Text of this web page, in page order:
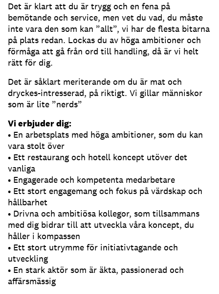
Det är klart att du är trygg och en fena på
bemötande och service, men vet du vad, du måste
inte vara den som kan ”allt”, vi har de flesta bitarna
på plats redan. Lockas du av höga ambitioner och
förmåga att gå från ord till handling, då är vi helt
rätt för dig.
Det är såklart meriterande om du är mat och
dryckes-intresserad, på riktigt. Vi gillar människor
som är lite ”nerds”
Vi erbjuder dig:
• En arbetsplats med höga ambitioner, som du kan
vara stolt över
• Ett restaurang och hotell koncept utöver det
vanliga
• Engagerade och kompetenta medarbetare
• Ett stort engagemang och fokus på värdskap och
hållbarhet
• Drivna och ambitiösa kollegor, som tillsammans
med dig bidrar till att utveckla våra koncept, du
håller i kompassen
• Ett stort utrymme för initiativtagande och
utveckling
• En stark aktör som är äkta, passionerad och
affärsmässig